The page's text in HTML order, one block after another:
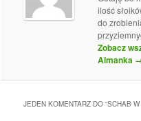
ilość
do
Zobacz
Almanka
JEDEN KOMENTARZ DO “SCHAB